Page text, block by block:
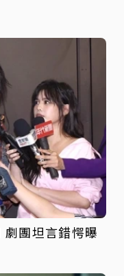
團坦言錯愕曝